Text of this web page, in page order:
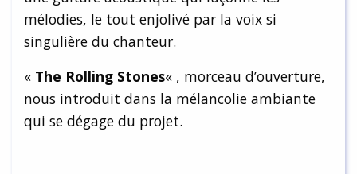
mélodies, le tout enjolivé par la voix si
singulière du chanteur.
« The Rolling Stones« , morceau d’ouverture,
nous introduit dans la mélancolie ambiante
qui se dégage du projet.